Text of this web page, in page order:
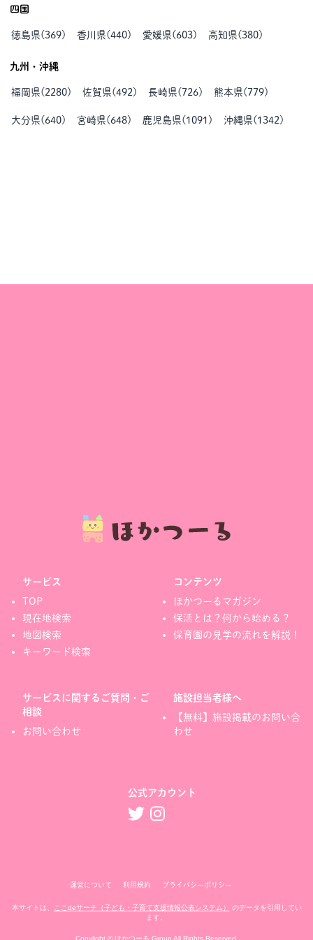
四国
徳島県(369) 香川県(440) 愛媛県( 603) 高知県(380)
九州・沖縄
福岡県( 2280) 佐賀県(492 ) 長崎県( 726) 熊本県( 779)
大分県( 640) 宮崎県( 648) 鹿児島県( 1091 ) 沖縄県( 1342 )
サービス
TOP
現在地検索
地図検索
キーワード検索
コンテンツ
ほかつーるマガジン
保活とは？何から始める？
保育園の見学の流れを解説！
サービスに関するご質問・ご
相談
お問い合わせ
施設担当者様へ
【無料】施設掲載のお問い合
わせ
公式アカウント
運営について 利用規約 プライバシーポリシー
本サイトは、 ここdeサーチ（子ども・子育て支援情報公表システム）
のデータを引用してい
ます。